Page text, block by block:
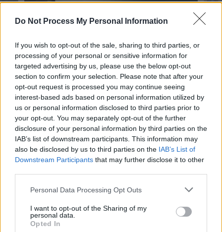
Do Not Process My Personal Information
If you wish to opt-out of the sale, sharing to third parties, or
processing of your personal or sensitive information for
targeted advertising by us, please use the below opt-out
section to confirm your selection. Please note that after your
opt-out request is processed you may continue seeing
interest-based ads based on personal information utilized by
us or personal information disclosed to third parties prior to
your opt-out. You may separately opt-out of the further
disclosure of your personal information by third parties on the
IAB’s list of downstream participants. This information may
also be disclosed by us to third parties on the IAB’s List of
Downstream Participants that may further disclose it to other
Personal Data Processing Opt Outs
I want to opt-out of the Sharing of my
personal data.
Opted In
Casa Leopoldina:
Una sosta di pace tra l’azzurro del cielo e il verde
della natura, con vista sul Lago di Garda
Casa Leopoldinasi apre agruppi di giovani e adulti
offrendo una soluzione unica: l’autogestione
. Questo
significa che la struttura non è un semplice albergo,
ma un luogo dove i gruppi possono usufruire degli